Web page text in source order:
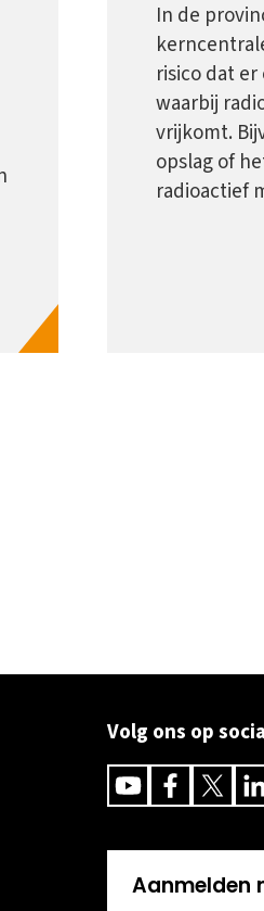
In de
risico dat
waarbij
vrijkomt.
opslag of
radioactief
Volg ons op
YoutubeFacebookTwitter
Aanmelden